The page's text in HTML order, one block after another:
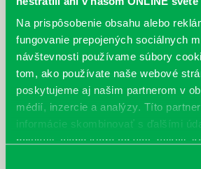
Na prispôsobenie obsahu alebo
fungovanie prepojených sociálnych
návštevnosti používame súbory
tom, ako používate naše webové
poskytujeme aj našim partnerom v
médií, inzercie a analýzy. Títo
informácie skombinovať s ďalšími
poskytli, alebo ktoré od vás získali,